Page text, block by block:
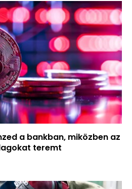
a bankban, miközben az
teremt